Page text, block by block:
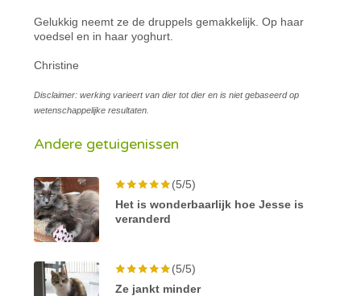
Gelukkig neemt ze de druppels gemakkelijk. Op haar
voedsel en in haar yoghurt.
Christine
Disclaimer: werking varieert van dier tot dier en is niet gebaseerd op
wetenschappelijke resultaten.
Andere getuigenissen
(5/5)
Het is wonderbaarlijk hoe Jesse is
veranderd
(5/5)
Ze jankt minder